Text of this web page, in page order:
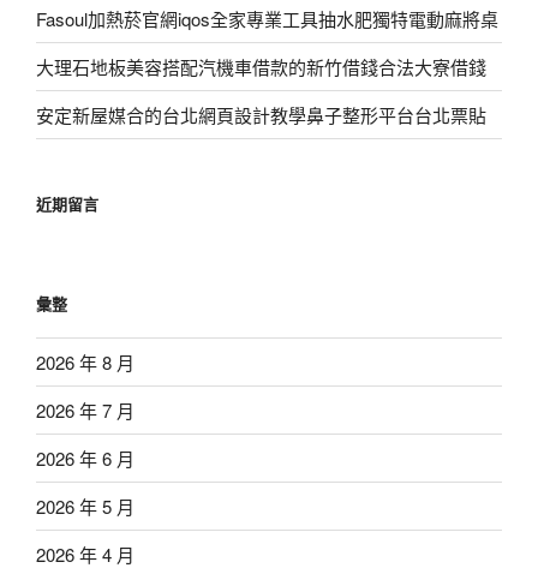
Fasoul加熱菸官網iqos全家專業工具抽水肥獨特電動麻將桌
大理石地板美容搭配汽機車借款的新竹借錢合法大寮借錢
安定新屋媒合的台北網頁設計教學鼻子整形平台台北票貼
近期留言
彙整
2026 年 8 月
2026 年 7 月
2026 年 6 月
2026 年 5 月
2026 年 4 月